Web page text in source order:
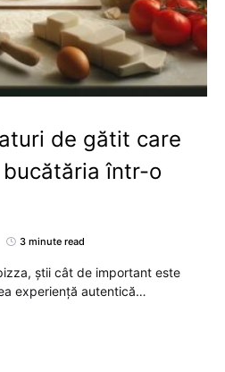
de gătit care
într-o
3 minute read
știi cât de important este
experiență autentică…